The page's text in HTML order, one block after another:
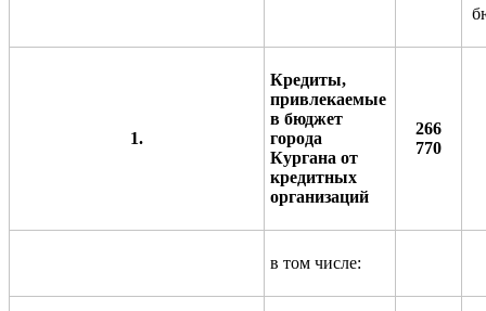
1.
Кредиты,
привлекаемые
в бюджет
города
Кургана от
кредитных
организаций
266
770
в том числе: